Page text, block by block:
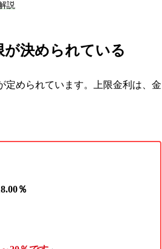
説
決められている
定められています。上限金利は、金
％